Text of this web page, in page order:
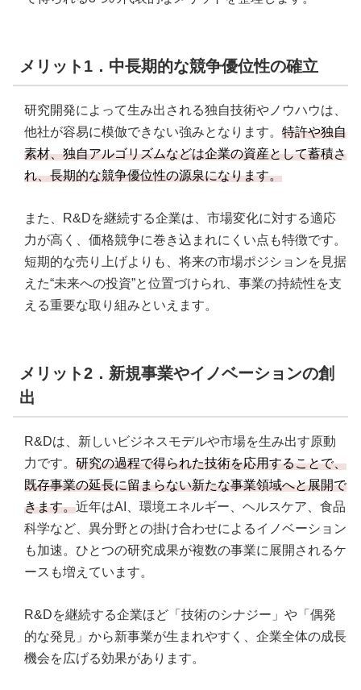
メリット1．中長期的な競争優位性の確立
研究開発によって生み出される独自技術やノウハウは、
他社が容易に模倣できない強みとなります。 特許や独自
素材、独自アルゴリズムなどは企業の資産として蓄積さ
れ、長期的な競争優位性の源泉になります。
また、R&Dを継続する企業は、市場変化に対する適応
力が高く、価格競争に巻き込まれにくい点も特徴です。
短期的な売り上げよりも、将来の市場ポジションを見据
えた“未来への投資”と位置づけられ、事業の持続性を支
える重要な取り組みといえます。
メリット2．新規事業やイノベーションの創
出
R&Dは、新しいビジネスモデルや市場を生み出す原動
力です。 研究の過程で得られた技術を応用することで、
既存事業の延長に留まらない新たな事業領域へと展開で
きます。近年はAI、環境エネルギー、ヘルスケア、食品
科学など、異分野との掛け合わせによるイノベーション
も加速。ひとつの研究成果が複数の事業に展開されるケ
ースも増えています。
R&Dを継続する企業ほど「技術のシナジー」や「偶発
的な発見」から新事業が生まれやすく、企業全体の成長
機会を広げる効果があります。